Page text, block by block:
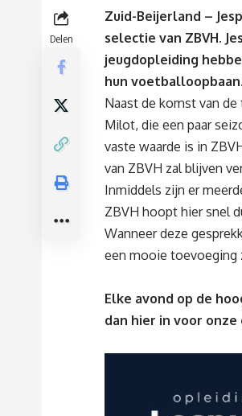
Delen
Zuid-Beijerland –
selectie van ZBVH.
jeugdopleiding
hun voetballoopbaan.
Naast de komst van
Milot, die een paar
vaste waarde is in
van ZBVH zal blijven
Inmiddels zijn er
ZBVH hoopt hier snel
Wanneer deze
een mooie toevoeging
Elke avond op de
dan hier in voor